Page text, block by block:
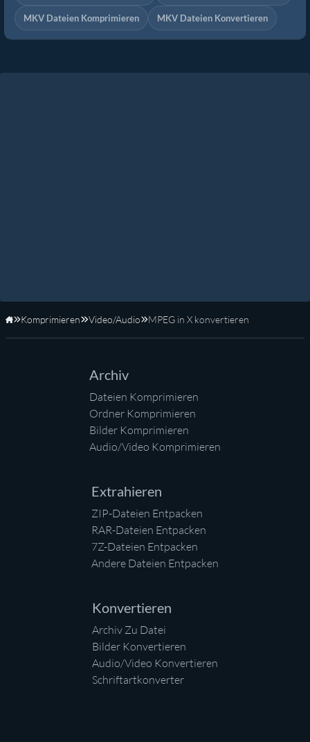
MKV Dateien Komprimieren MKV Dateien Konvertieren
Startseite
Komprimieren Video/Audio MPEG in X konvertieren
Archiv
Dateien Komprimieren
Ordner Komprimieren
Bilder Komprimieren
Audio/Video Komprimieren
Extrahieren
ZIP-Dateien Entpacken
RAR-Dateien Entpacken
7Z-Dateien Entpacken
Andere Dateien Entpacken
Konvertieren
Archiv Zu Datei
Bilder Konvertieren
Audio/Video Konvertieren
Schriftartkonverter